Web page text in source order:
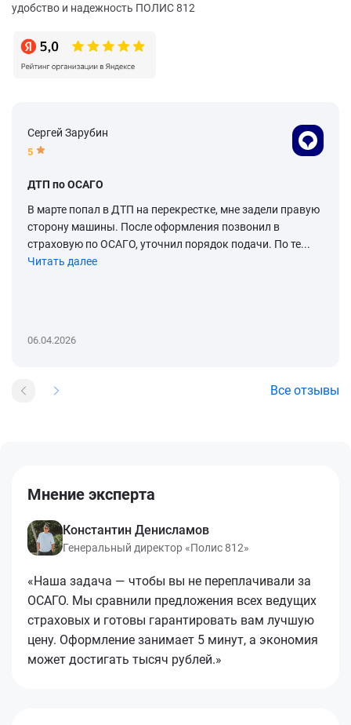
удобство и надежность ПОЛИС 812
Сергей Зарубин
5
ДТП по ОСАГО
В марте попал в ДТП на перекрестке, мне задели правую
сторону машины. После оформления позвонил в
страховую по ОСАГО, уточнил порядок подачи. По те...
Читать далее
06.04.2026
Все отзывы
Мнение эксперта
Константин Денисламов
Генеральный директор «Полис 812»
«Наша задача — чтобы вы не переплачивали за
ОСАГО. Мы сравнили предложения всех ведущих
страховых и готовы гарантировать вам лучшую
цену. Оформление занимает 5 минут, а экономия
может достигать тысяч рублей.»